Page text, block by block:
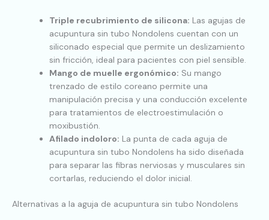
Triple recubrimiento de silicona: Las agujas de
acupuntura sin tubo Nondolens cuentan con un
siliconado especial que permite un deslizamiento
sin fricción, ideal para pacientes con piel sensible.
Mango de muelle ergonómico: Su mango
trenzado de estilo coreano permite una
manipulación precisa y una conducción excelente
para tratamientos de electroestimulación o
moxibustión.
Afilado indoloro: La punta de cada aguja de
acupuntura sin tubo Nondolens ha sido diseñada
para separar las fibras nerviosas y musculares sin
cortarlas, reduciendo el dolor inicial.
Alternativas a la aguja de acupuntura sin tubo Nondolens